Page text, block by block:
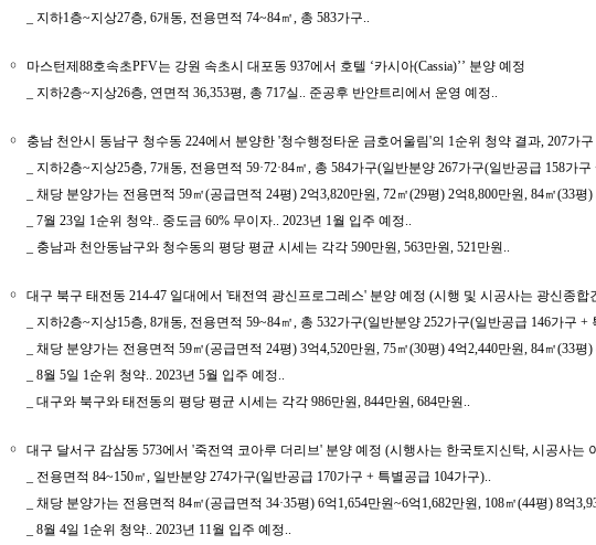
_ 지하1층~지상27층, 6개동, 전용면적 74~84㎡, 총 583가구..
￮
마스턴제88호속초PFV는 강원 속초시 대포동 937에서 호텔 ‘카시아(Cassia)’’ 분양 예정
_ 지하2층~지상26층, 연면적 36,353평, 총 717실.. 준공후 반얀트리에서 운영 예정..
￮
충남 천안시 동남구 청수동 224에서 분양한 '청수행정타운 금호어울림'의 1순위 청약 결과, 207
_ 지하2층~지상25층, 7개동, 전용면적 59·72·84㎡, 총 584가구(일반분양 267가구(일반공급 158가
_ 채당 분양가는 전용면적 59㎡(공급면적 24평) 2억3,820만원, 72㎡(29평) 2억8,800만원, 84㎡(33
_ 7월 23일 1순위 청약.. 중도금 60% 무이자.. 2023년 1월 입주 예정..
_ 충남과 천안동남구와 청수동의 평당 평균 시세는 각각 590만원, 563만원, 521만원..
￮
대구 북구 태전동 214-47 일대에서 '태전역 광신프로그레스' 분양 예정 (시행 및 시공사는 광신종합
_ 지하2층~지상15층, 8개동, 전용면적 59~84㎡, 총 532가구(일반분양 252가구(일반공급 146가구 +
_ 채당 분양가는 전용면적 59㎡(공급면적 24평) 3억4,520만원, 75㎡(30평) 4억2,440만원, 84㎡(33
_ 8월 5일 1순위 청약.. 2023년 5월 입주 예정..
_ 대구와 북구와 태전동의 평당 평균 시세는 각각 986만원, 844만원, 684만원..
￮
대구 달서구 감삼동 573에서 '죽전역 코아루 더리브' 분양 예정 (시행사는 한국토지신탁, 시공사는
_ 전용면적 84~150㎡, 일반분양 274가구(일반공급 170가구 + 특별공급 104가구)..
_ 채당 분양가는 전용면적 84㎡(공급면적 34·35평) 6억1,654만원~6억1,682만원, 108㎡(44평) 8억
_ 8월 4일 1순위 청약.. 2023년 11월 입주 예정..